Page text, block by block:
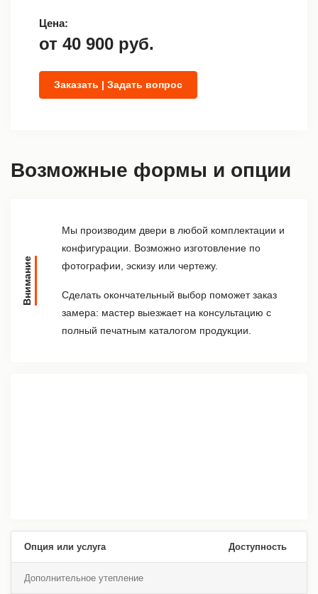
Цена:
от 40 900 руб.
Заказать | Задать вопрос
Возможные формы и опции
Внимание
Мы производим двери в любой комплектации и
конфигурации. Возможно изготовление по
фотографии, эскизу или чертежу.
Сделать окончательный выбор поможет заказ
замера: мастер выезжает на консультацию с
полный печатным каталогом продукции.
Опция или услуга Доступность
Дополнительное утепление